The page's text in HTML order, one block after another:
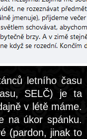
letního času
SELČ) je ta
v létě máme.
na úkor spánku.
(pardon, jinak to